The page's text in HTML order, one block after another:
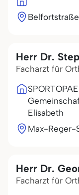
Herr Dr.
Facharzt für
Elisabeth
Max-Reger-
Herr Dr.
Facharzt für